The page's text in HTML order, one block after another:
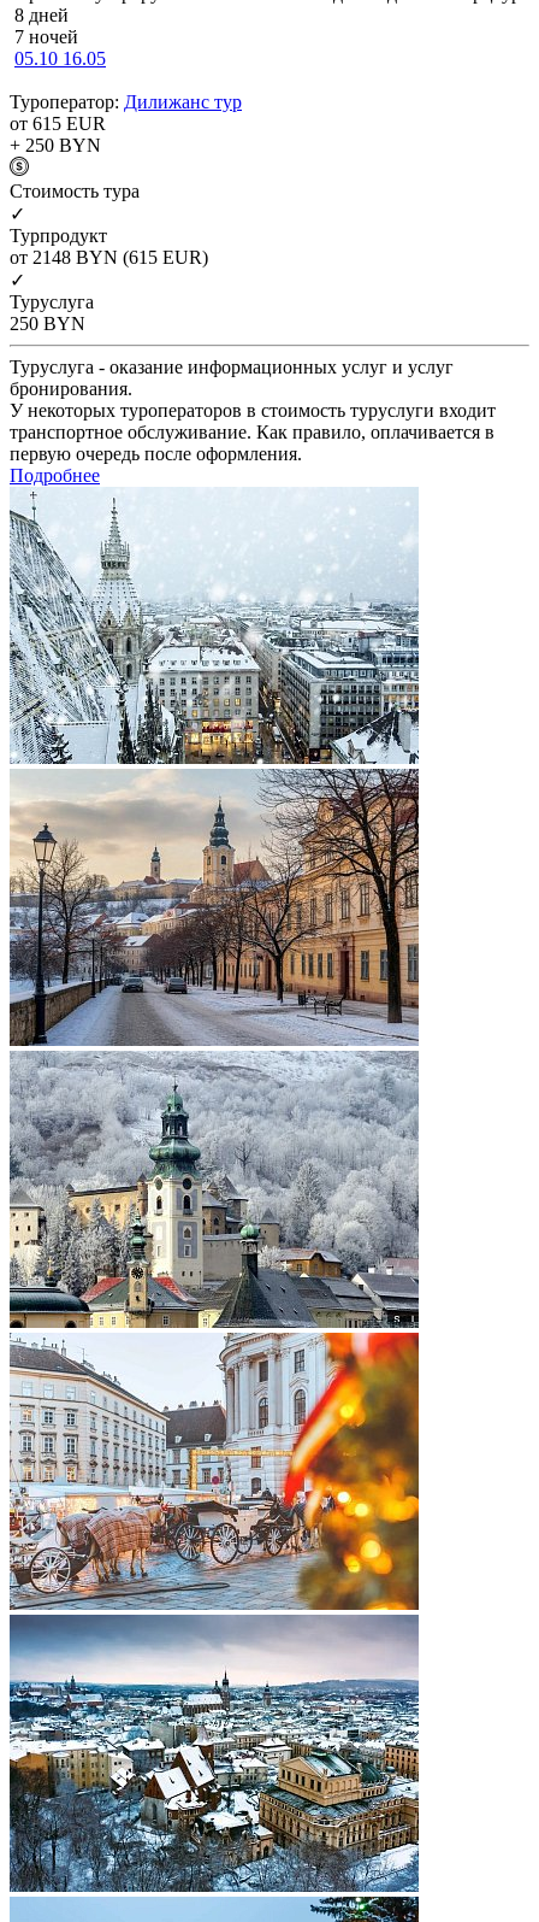
8 дней
7 ночей
05.10 16.05
Туроператор: Дилижанс тур
от 615 EUR
+ 250 BYN
Cтоимость тура
✓
Турпродукт
от 2148 BYN (615 EUR)
✓
Туруслуга
250 BYN
Туруслуга - оказание информационных услуг и услуг
бронирования.
У некоторых туроператоров в стоимость туруслуги входит
транспортное обслуживание. Как правило, оплачивается в
первую очередь после оформления.
Подробнее